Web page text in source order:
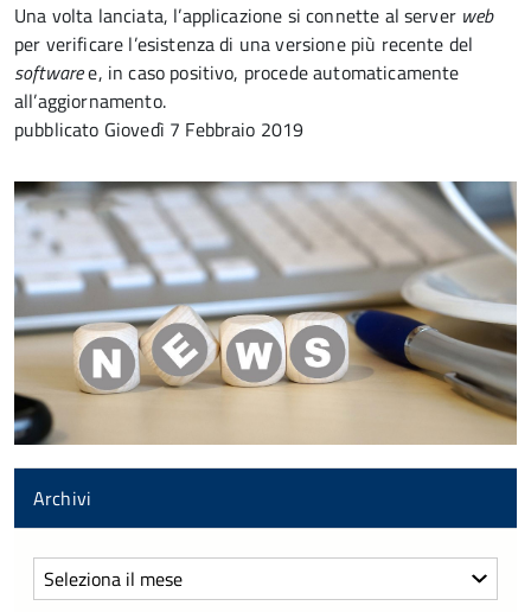
Una volta lanciata, l’applicazione si connette al server web
per verificare l’esistenza di una versione più recente del
softwaree, in caso positivo, procede automaticamente
all’aggiornamento.
pubblicato Giovedì 7 Febbraio 2019
Archivi
Archivi